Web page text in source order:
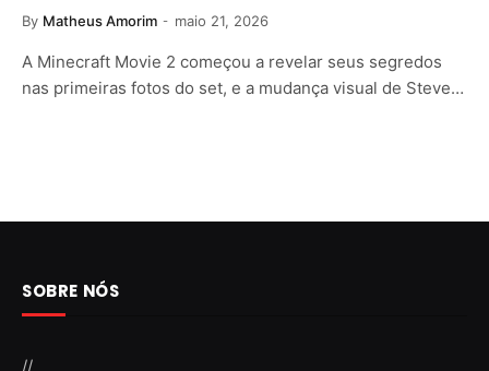
By Matheus Amorim maio 21, 2026
A Minecraft Movie 2 começou a revelar seus segredos
nas primeiras fotos do set, e a mudança visual de Steve…
SOBRE NÓS
//